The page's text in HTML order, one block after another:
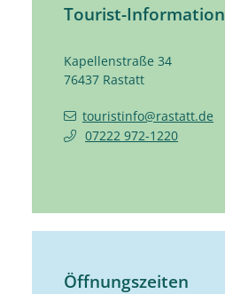
Tourist-Information
Kapellenstraße 34
76437 Rastatt
touristinfo@rastatt.de
07222 972-1220
Öffnungszeiten